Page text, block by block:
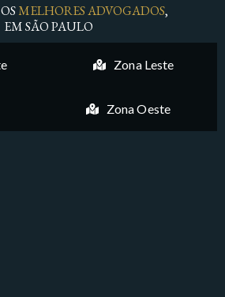
MELHORES ADVOGADOS,
EM SÃO PAULO
Zona Leste
Zona Oeste